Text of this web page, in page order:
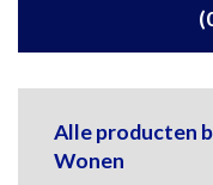
Alle producten
Wonen